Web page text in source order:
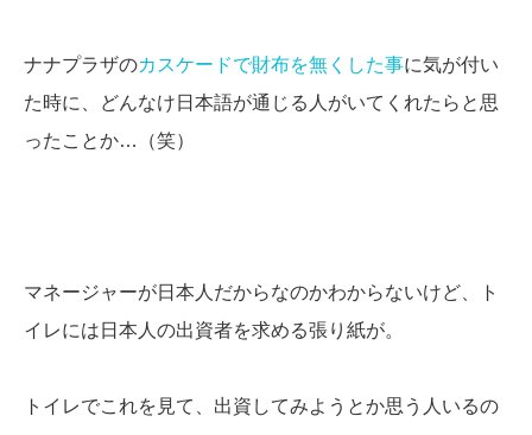
ナナプラザのカスケードで財布を無くした事に気が付い
た時に、どんなけ日本語が通じる人がいてくれたらと思
ったことか…（笑）
マネージャーが日本人だからなのかわからないけど、ト
イレには日本人の出資者を求める張り紙が。
トイレでこれを見て、出資してみようとか思う人いるの